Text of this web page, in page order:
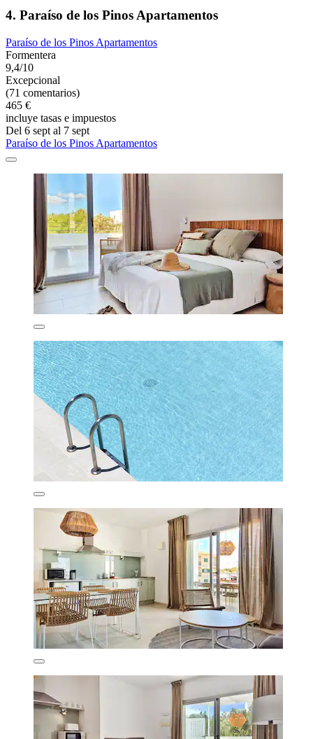
4. Paraíso de los Pinos Apartamentos
Paraíso de los Pinos Apartamentos
Formentera
9,4/10
Excepcional
(71 comentarios)
465 €
incluye tasas e impuestos
Del 6 sept al 7 sept
Paraíso de los Pinos Apartamentos